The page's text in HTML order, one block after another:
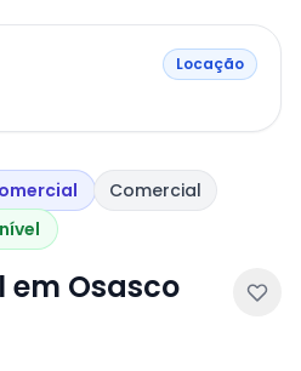
Locação
Comercial
em Osasco